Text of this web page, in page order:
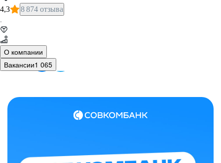
4,3 8 874 отзыва
·
О компании
Вакансии1 065